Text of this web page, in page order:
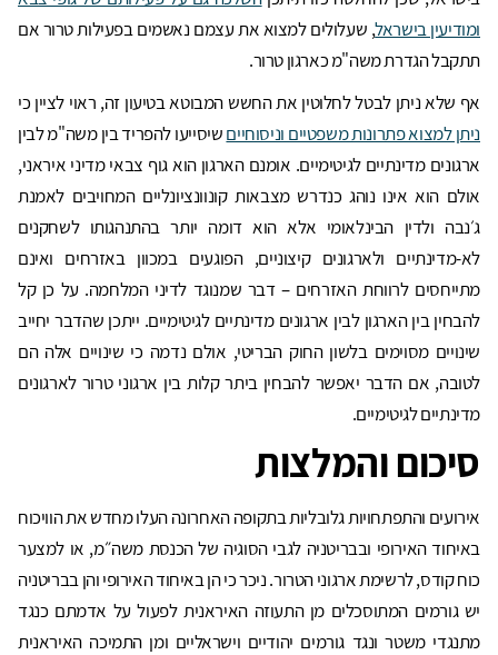
ומודיעין בישראל, שעלולים למצוא את עצמם נאשמים בפעילות טרור אם
תתקבל הגדרת משה"מ כארגון טרור.
אף שלא ניתן לבטל לחלוטין את החשש המבוטא בטיעון זה, ראוי לציין כי
ניתן למצוא פתרונות משפטיים וניסוחייםשיסייעו להפריד בין משה"מ לבין
ארגונים מדינתיים לגיטימיים. אומנם הארגון הוא גוף צבאי מדיני איראני,
אולם הוא אינו נוהג כנדרש מצבאות קונוונציונליים המחויבים לאמנת
ג׳נבה ולדין הבינלאומי אלא הוא דומה יותר בהתנהגותו לשחקנים
לא-מדינתיים ולארגונים קיצוניים, הפוגעים במכוון באזרחים ואינם
מתייחסים לרווחת האזרחים – דבר שמנוגד לדיני המלחמה. על כן קל
להבחין בין הארגון לבין ארגונים מדינתיים לגיטימיים. ייתכן שהדבר יחייב
שינויים מסוימים בלשון החוק הבריטי, אולם נדמה כי שינויים אלה הם
לטובה, אם הדבר יאפשר להבחין ביתר קלות בין ארגוני טרור לארגונים
מדינתיים לגיטימיים.
סיכום והמלצות
אירועים והתפתחויות גלובליות בתקופה האחרונה העלו מחדש את הוויכוח
באיחוד האירופי ובבריטניה לגבי הסוגיה של הכנסת משה״מ, או למצער
כוח קודס, לרשימת ארגוני הטרור. ניכר כי הן באיחוד האירופי והן בבריטניה
יש גורמים המתוסכלים מן התעוזה האיראנית לפעול על אדמתם כנגד
מתנגדי משטר ונגד גורמים יהודיים וישראליים ומן התמיכה האיראנית